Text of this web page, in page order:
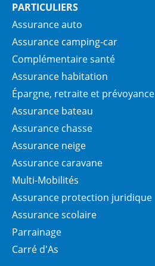
PARTICULIERS
Assurance auto
Assurance camping-car
Complémentaire santé
Assurance habitation
Épargne, retraite et prévoyance
Assurance bateau
Assurance chasse
Assurance neige
Assurance caravane
Multi-Mobilités
Assurance protection juridique
Assurance scolaire
Parrainage
Carré d'As